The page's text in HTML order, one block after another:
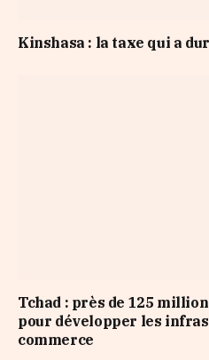
Kinshasa : la taxe qui a
Tchad : près de 125
pour développer les
commerce